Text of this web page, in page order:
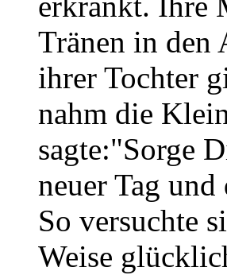
Tränen in den
ihrer Tochter
nahm die
sagte:"Sorge
neuer Tag
So versuchte
Weise